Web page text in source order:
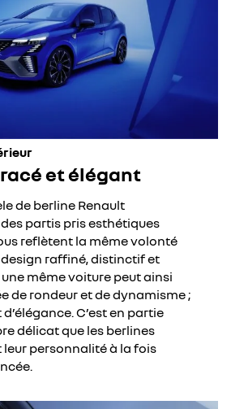
et élégant
de berline Renault
partis pris esthétiques
reflètent la même volonté
raffiné, distinctif et
même voiture peut ainsi
de rondeur et de dynamisme ;
C’est en partie
délicat que les berlines
leur personnalité à la fois